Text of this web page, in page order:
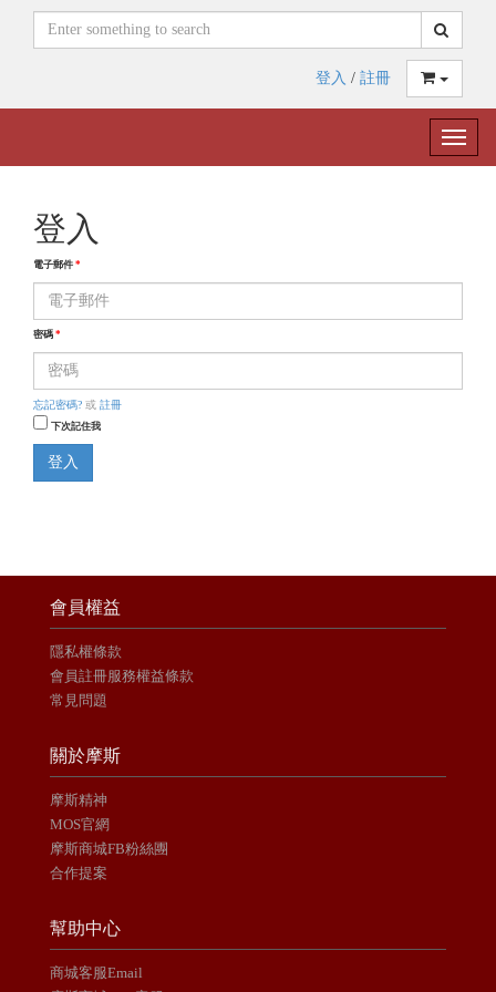
登入 / 註冊
Toggle
登入
電子郵件 *
密碼 *
忘記密碼? 或 註冊
下次記住我
登入
會員權益
隱私權條款
會員註冊服務權益條款
常見問題
關於摩斯
摩斯精神
MOS官網
摩斯商城FB粉絲團
合作提案
幫助中心
商城客服Email